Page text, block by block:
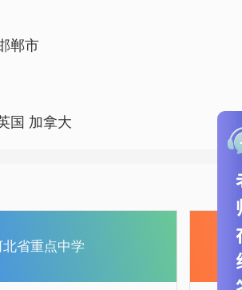
实现了跨越式发展。这所
中国的诞生和社会主义建
以万计的优秀人才。
郸市
国 加拿大
北省重点中学